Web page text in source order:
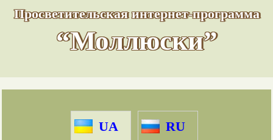
Просветительская интернет-программа
“Моллюски”
UA RU